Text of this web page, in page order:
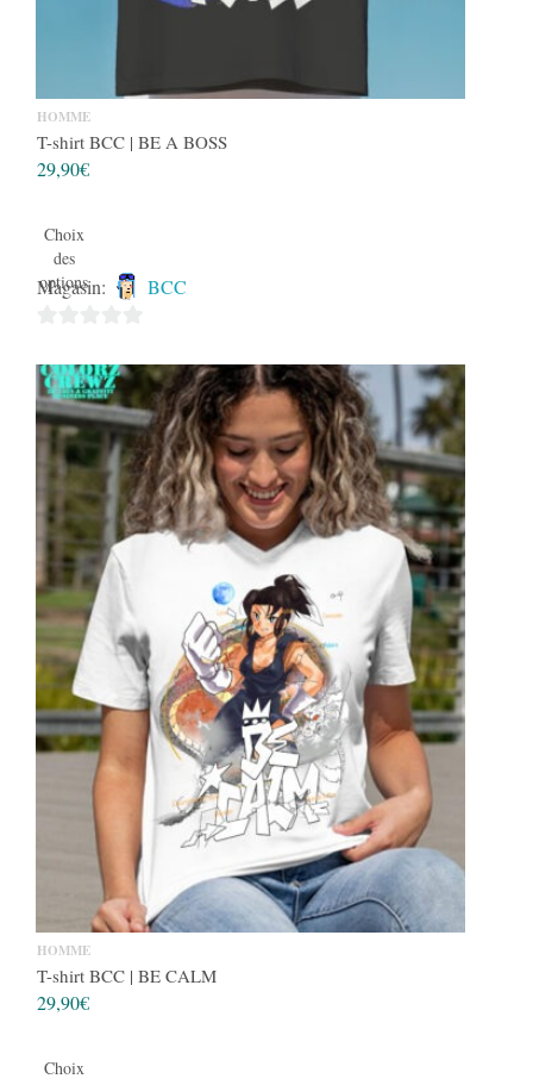
HOMME
T-shirt BCC | BE A BOSS
29,90€
Choix
des
options
Magasin: BCC
sur
5
HOMME
T-shirt BCC | BE CALM
29,90€
Choix